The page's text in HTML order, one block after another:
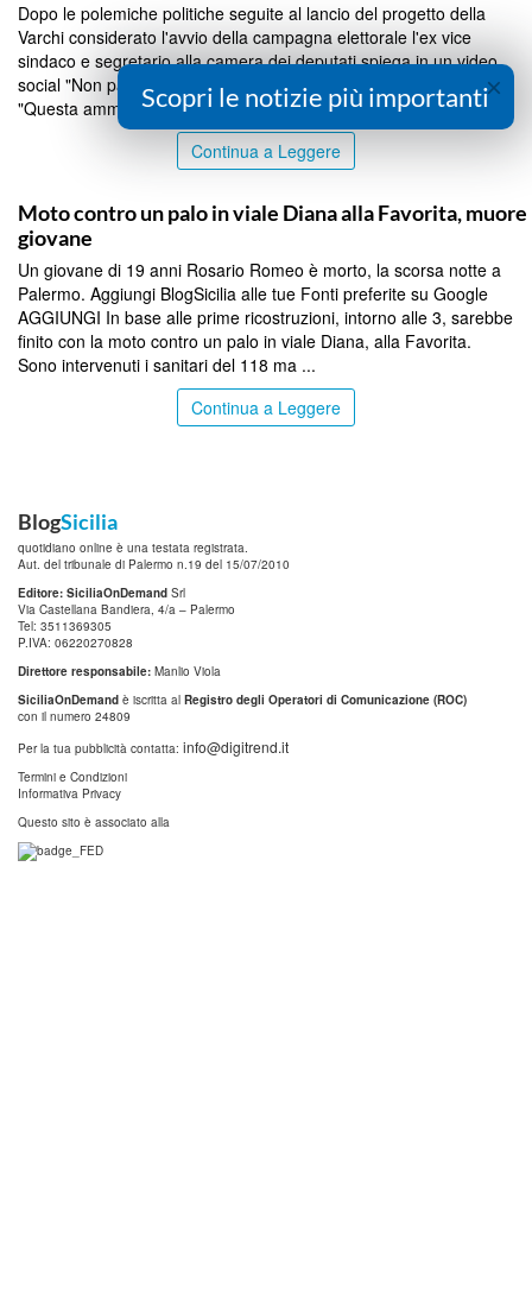
Dopo le polemiche politiche seguite al lancio del progetto della
Varchi considerato l'avvio della campagna elettorale l'ex vice
sindaco e segretario alla camera dei deputati spiega in un video
social "Non parliamo di candidature ma di Palermo" e precisa
"Questa amministrazione ha salvato la mcittà"...
Continua a Leggere
Moto contro un palo in viale Diana alla Favorita, muore
giovane
Un giovane di 19 anni Rosario Romeo è morto, la scorsa notte a
Palermo. Aggiungi BlogSicilia alle tue Fonti preferite su Google
AGGIUNGI In base alle prime ricostruzioni, intorno alle 3, sarebbe
finito con la moto contro un palo in viale Diana, alla Favorita.
Sono intervenuti i sanitari del 118 ma ...
Continua a Leggere
BlogSicilia
quotidiano online è una testata registrata.
Aut. del tribunale di Palermo n.19 del 15/07/2010
Editore: SiciliaOnDemand Srl
Via Castellana Bandiera, 4/a – Palermo
Tel: 3511369305
P.IVA: 06220270828
Direttore responsabile: Manlio Viola
SiciliaOnDemand è iscritta al Registro degli Operatori di Comunicazione (ROC)
con il numero 24809
Per la tua pubblicità contatta: info@digitrend.it
Termini e Condizioni
Informativa Privacy
Questo sito è associato alla
×
Scopri le notizie più importanti